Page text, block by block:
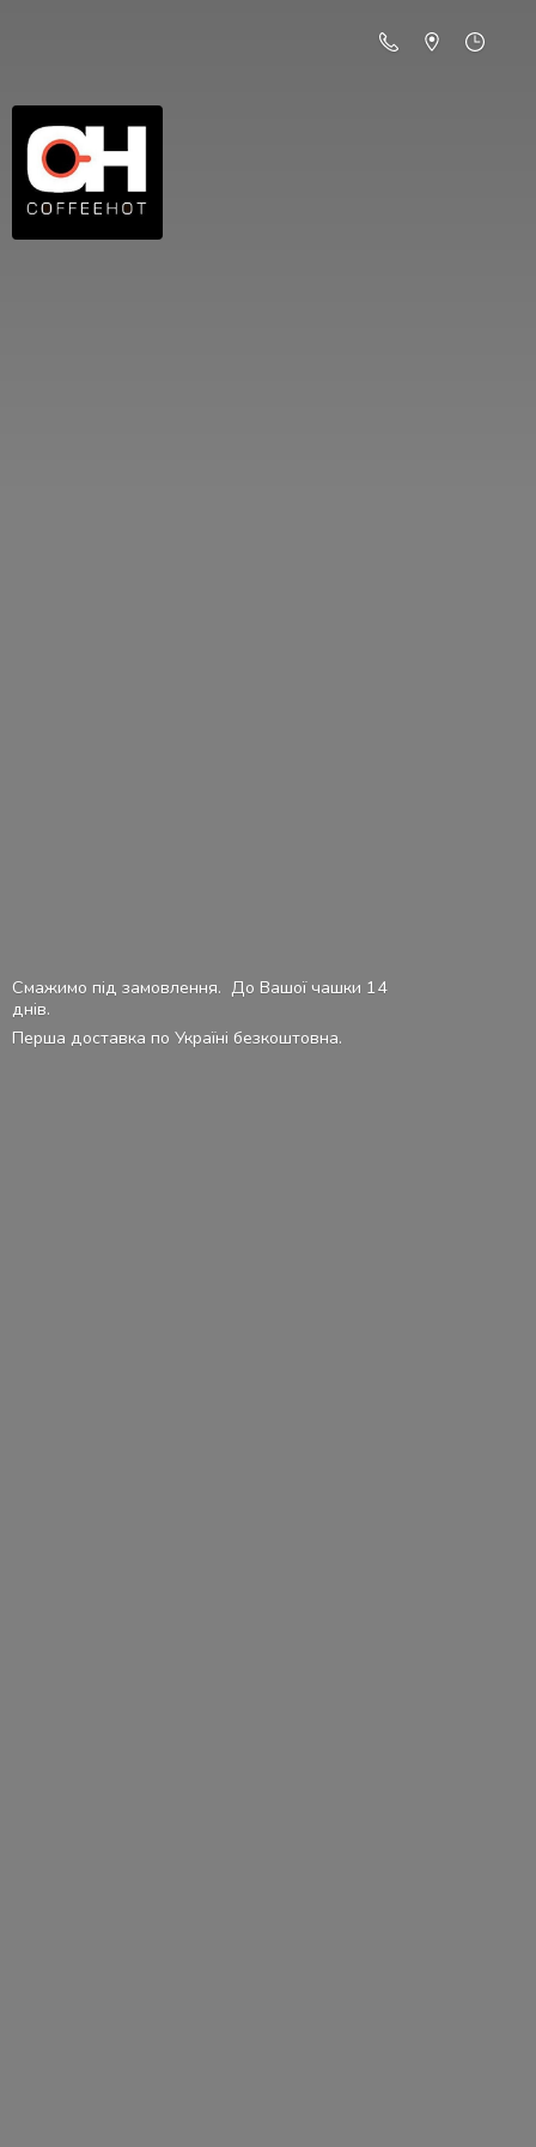
Смажимо під замовлення. До Вашої чашки 14
днів.
Перша доставка по Україні безкоштовна.